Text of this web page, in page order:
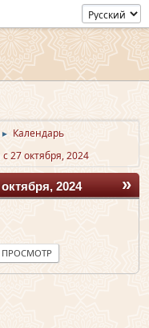
► Календарь
27 октября, 2024
»
2024